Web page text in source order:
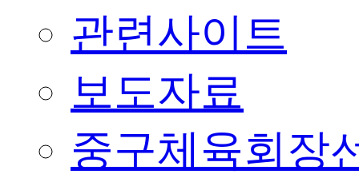
관련사이트
보도자료
중구체육회장